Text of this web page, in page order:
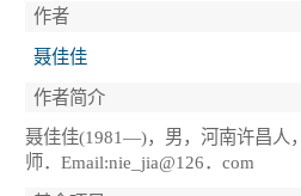
作者
聂佳佳
作者简介
聂佳佳(1981—)，男，河南许昌人
师．Email:nie_jia@126．com